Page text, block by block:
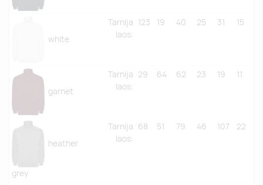
white
Tarnija
laos:
123 19 40 25 31 15
garnet
Tarnija
laos:
29 64 62 23 19 11
heather
grey
Tarnija
laos:
68 51 79 46 107 22